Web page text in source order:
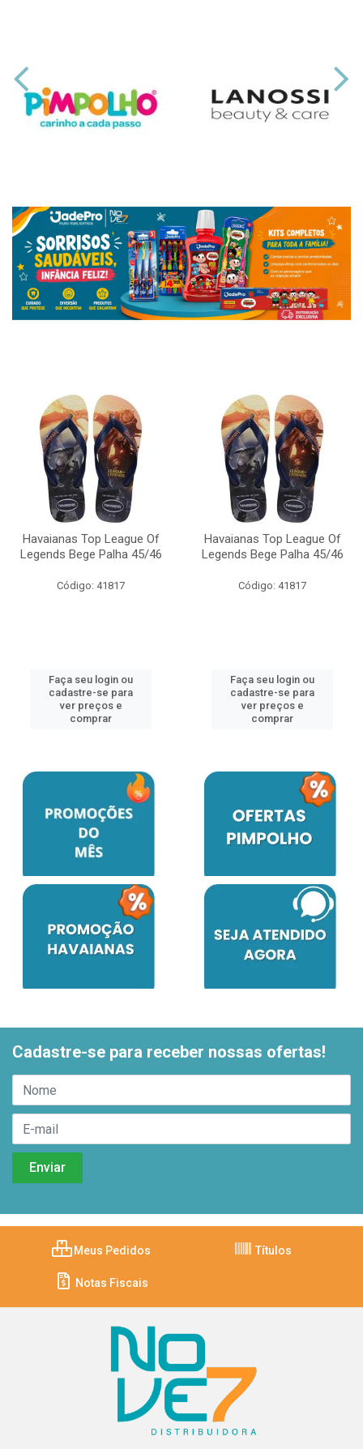
Havaianas Top League Of
Legends Bege Palha 45/46
Código: 41817
Faça seu login ou
cadastre-se para
ver preços e
comprar
Havaianas Top League Of
Legends Bege Palha 45/46
Código: 41817
Faça seu login ou
cadastre-se para
ver preços e
comprar
Cadastre-se para receber nossas ofertas!
Meus Pedidos Títulos
Notas Fiscais